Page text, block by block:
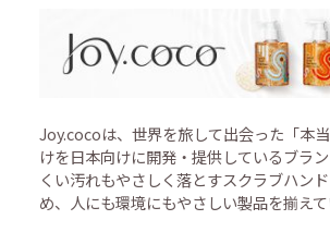
Joy.cocoは、世界を旅して出会った「本
けを日本向けに開発・提供しているブラ
くい汚れもやさしく落とすスクラブハン
め、人にも環境にもやさしい製品を揃えて